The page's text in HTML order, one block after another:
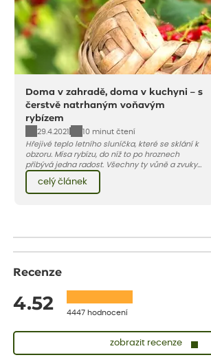
Doma v zahradě, doma v kuchyni – s
čerstvě natrhaným voňavým
rybízem
29.4.2021
10 minut čtení
Hřejivé teplo letního sluníčka, které se sklání k
obzoru. Mísa rybízu, do níž to po hroznech
přibývá jedna radost. Všechny ty vůně a zvuky
červencové zahrady. Sklizeň rybízu do kuchyně
vnese neuvěřitelný klid a radost. A taky trochu
bezstarostnosti dětství při mlsání babiččina
celý článek
Recenze
4.52 4447 hodnocení
zobrazit recenze